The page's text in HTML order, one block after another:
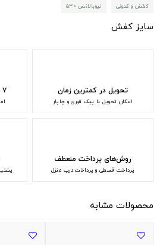
کفش و کتونی نیوبالانس ۵۳۰
سایز کفش
تحویل در کمترین زمان
امکان تحویل با پیک فوری و چاپار
۷ روز ضمانت مرجوعی کالا
روش‌های پرداخت منعطف
پرداخت قسطی و پرداخت درب منزل
محصولات مشابه